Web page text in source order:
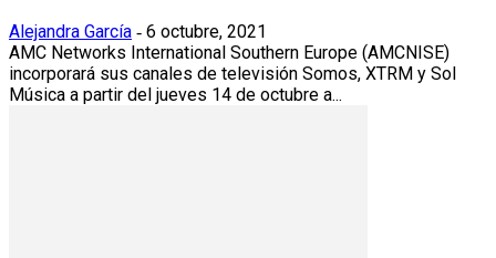
Alejandra García - 6 octubre, 2021
AMC Networks International Southern Europe (AMCNISE)
incorporará sus canales de televisión Somos, XTRM y Sol
Música a partir del jueves 14 de octubre a...